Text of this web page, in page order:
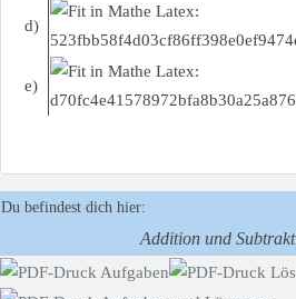
d)
e)
Du befindest dich hier:
Addition und